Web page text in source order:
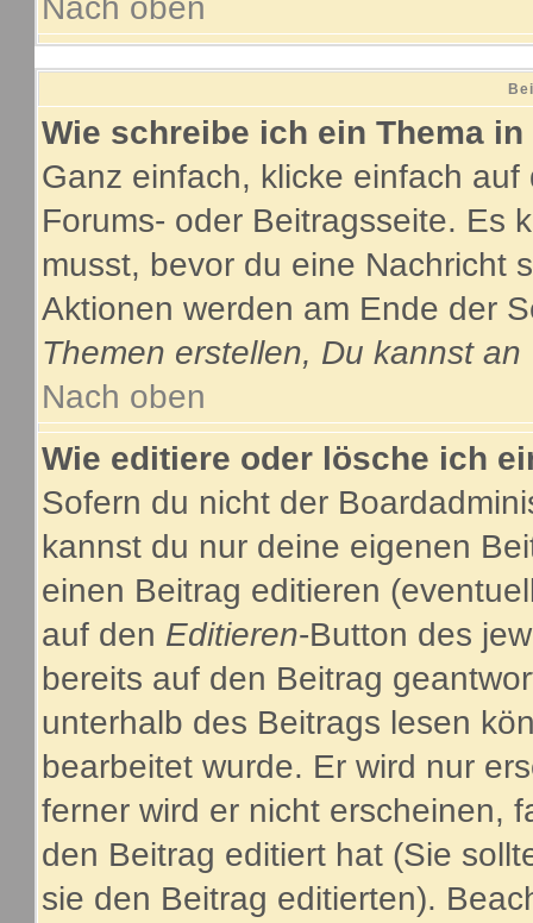
Nach oben
Wie schreibe ich ein Thema
Ganz einfach, klicke einfach
Forums- oder Beitragsseite. Es
musst, bevor du eine Nachricht
Aktionen werden am Ende der
Themen erstellen, Du kannst
Nach oben
Wie editiere oder lösche ich
Sofern du nicht der
kannst du nur deine eigenen
einen Beitrag editieren
auf den Editieren-Button des
bereits auf den Beitrag
unterhalb des Beitrags lesen
bearbeitet wurde. Er wird nur
ferner wird er nicht erscheinen,
den Beitrag editiert hat (Sie
sie den Beitrag editierten).